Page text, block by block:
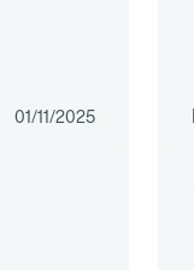
01/11/2025